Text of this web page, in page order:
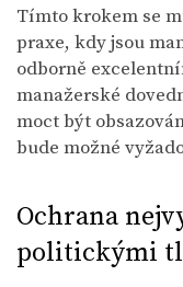
Tímto krokem se
praxe, kdy jsou
odborně
manažerské
moct být
bude možné
Ochrana
politickými